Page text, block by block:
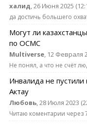
халид, 26 Июня 2025
да достичь большего
Могут ли
по ОСМС
Multiverse, 12 Февраля
Не понял, а что не счёт
Инвалида не
Актау
Любовь, 28 Июля 2023
Читаю коментарии через